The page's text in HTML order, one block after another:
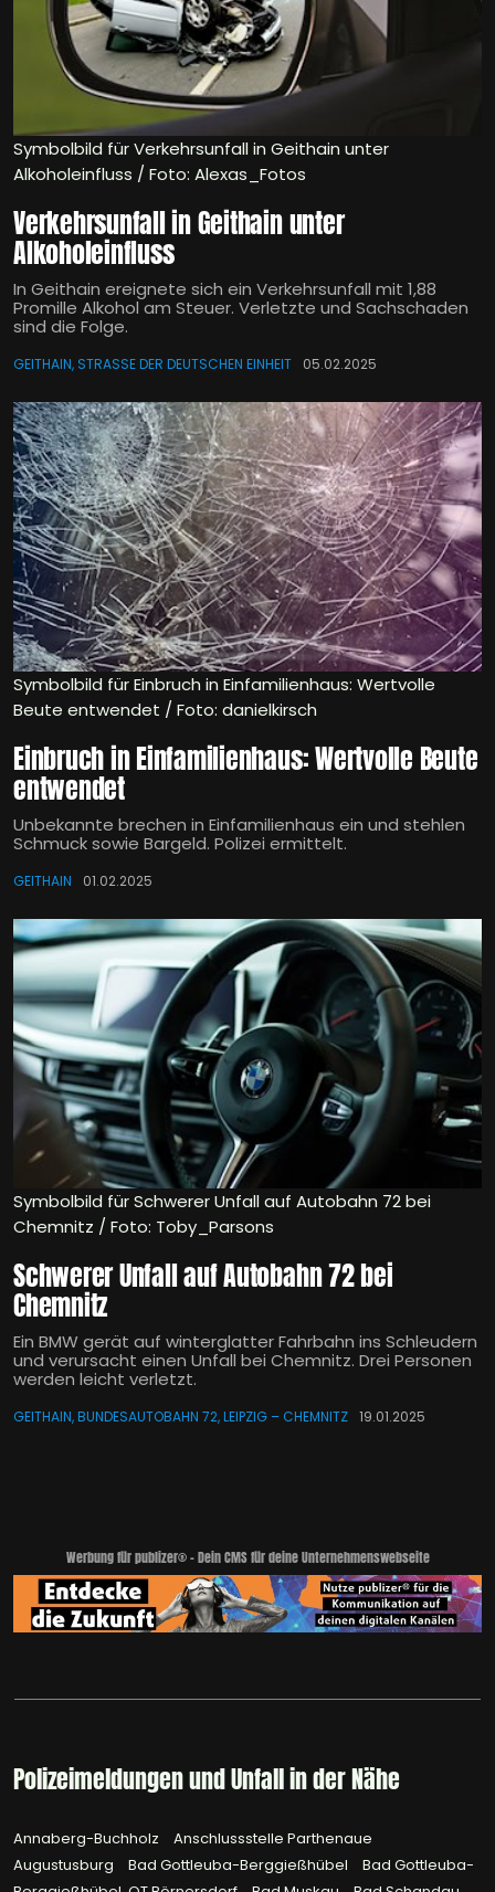
Symbolbild für Verkehrsunfall in Geithain unter
Alkoholeinfluss / Foto: Alexas_Fotos
Verkehrsunfall in Geithain unter
Alkoholeinfluss
In Geithain ereignete sich ein Verkehrsunfall mit 1,88
Promille Alkohol am Steuer. Verletzte und Sachschaden
sind die Folge.
GEITHAIN, STRASSE DER DEUTSCHEN EINHEIT 05.02.2025
Symbolbild für Einbruch in Einfamilienhaus: Wertvolle
Beute entwendet / Foto: danielkirsch
Einbruch in Einfamilienhaus: Wertvolle Beute
entwendet
Unbekannte brechen in Einfamilienhaus ein und stehlen
Schmuck sowie Bargeld. Polizei ermittelt.
GEITHAIN 01.02.2025
Symbolbild für Schwerer Unfall auf Autobahn 72 bei
Chemnitz / Foto: Toby_Parsons
Schwerer Unfall auf Autobahn 72 bei
Chemnitz
Ein BMW gerät auf winterglatter Fahrbahn ins Schleudern
und verursacht einen Unfall bei Chemnitz. Drei Personen
werden leicht verletzt.
GEITHAIN, BUNDESAUTOBAHN 72, LEIPZIG – CHEMNITZ 19.01.2025
Werbung für publizer® - Dein CMS für deine Unternehmenswebseite
Polizeimeldungen und Unfall in der Nähe
Annaberg-Buchholz
Anschlussstelle Parthenaue
Augustusburg
Bad Gottleuba-Berggießhübel
Bad Gottleuba-